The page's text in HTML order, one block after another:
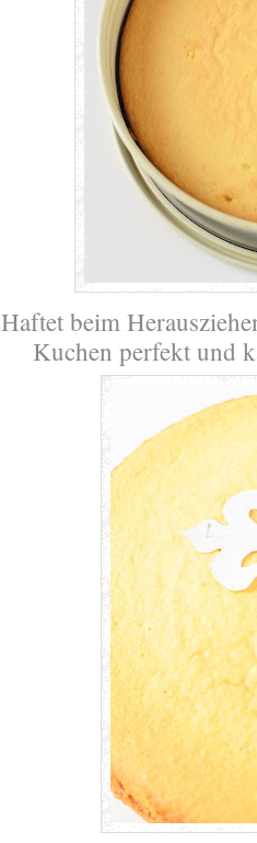
Haftet beim
Kuchen perfekt und